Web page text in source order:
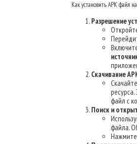
Как установить APK файл
Разрешение
Скачивание
файл с
Поиск и
файла.
Нажмите